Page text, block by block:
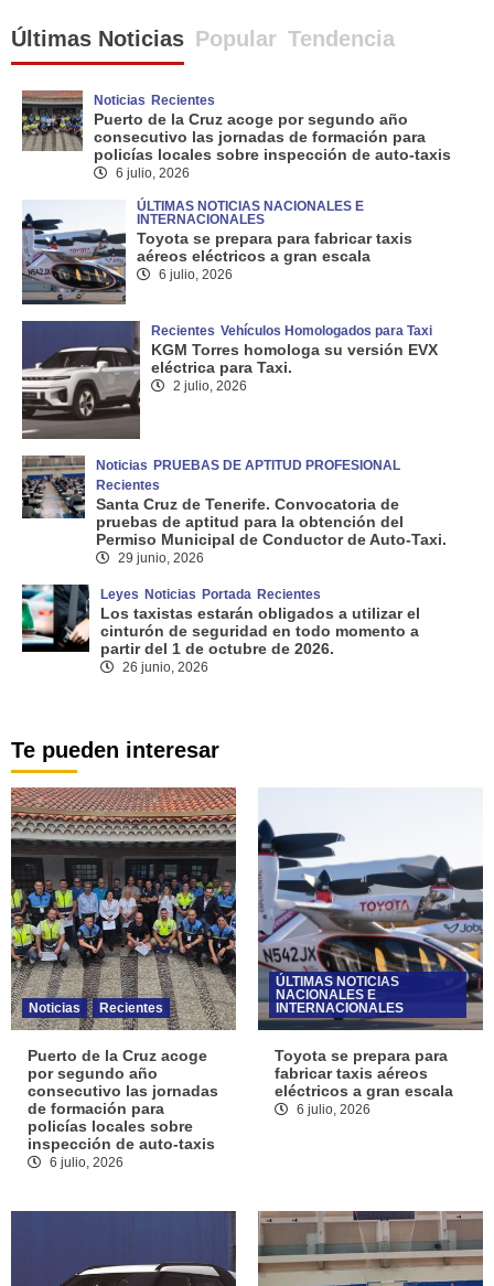
Últimas Noticias Popular Tendencia
Noticias Recientes
Puerto de la Cruz acoge por segundo año
consecutivo las jornadas de formación para
policías locales sobre inspección de auto-taxis
6 julio, 2026
ÚLTIMAS NOTICIAS NACIONALES E
INTERNACIONALES
Toyota se prepara para fabricar taxis
aéreos eléctricos a gran escala
6 julio, 2026
Recientes Vehículos Homologados para Taxi
KGM Torres homologa su versión EVX
eléctrica para Taxi.
2 julio, 2026
Noticias PRUEBAS DE APTITUD PROFESIONAL
Recientes
Santa Cruz de Tenerife. Convocatoria de
pruebas de aptitud para la obtención del
Permiso Municipal de Conductor de Auto-Taxi.
29 junio, 2026
Leyes Noticias Portada Recientes
Los taxistas estarán obligados a utilizar el
cinturón de seguridad en todo momento a
partir del 1 de octubre de 2026.
26 junio, 2026
Te pueden interesar
Noticias Recientes
Puerto de la Cruz acoge
por segundo año
consecutivo las jornadas
de formación para
policías locales sobre
inspección de auto-taxis
6 julio, 2026
ÚLTIMAS NOTICIAS
NACIONALES E
INTERNACIONALES
Toyota se prepara para
fabricar taxis aéreos
eléctricos a gran escala
6 julio, 2026